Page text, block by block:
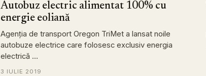
Autobuz electric alimentat 100% cu
energie eoliană
Agenția de transport Oregon TriMet a lansat noile
autobuze electrice care folosesc exclusiv energia
electrică …
3 IULIE 2019